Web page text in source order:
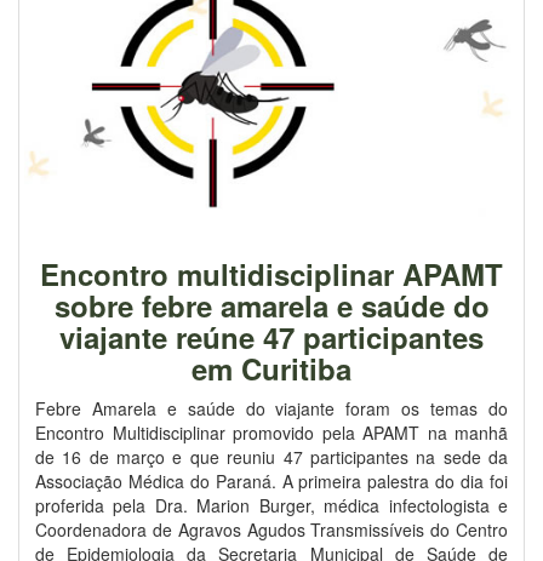
Encontro multidisciplinar APAMT
sobre febre amarela e saúde do
viajante reúne 47 participantes
em Curitiba
Febre Amarela e saúde do viajante foram os temas do
Encontro Multidisciplinar promovido pela APAMT na manhã
de 16 de março e que reuniu 47 participantes na sede da
Associação Médica do Paraná. A primeira palestra do dia foi
proferida pela Dra. Marion Burger, médica infectologista e
Coordenadora de Agravos Agudos Transmissíveis do Centro
de Epidemiologia da Secretaria Municipal de Saúde de